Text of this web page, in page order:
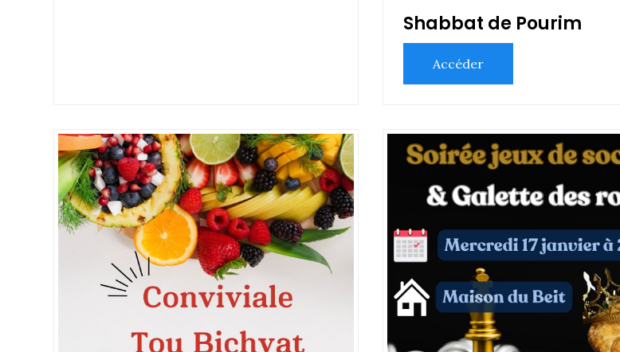
Shabbat de Pourim
Accéder